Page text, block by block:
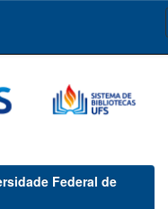
Federal de